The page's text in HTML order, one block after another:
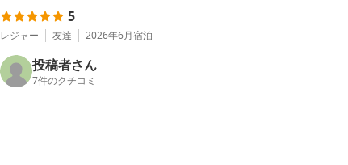
5
レジャー 友達 2026年6月宿泊
投稿者さん
7件のクチコミ